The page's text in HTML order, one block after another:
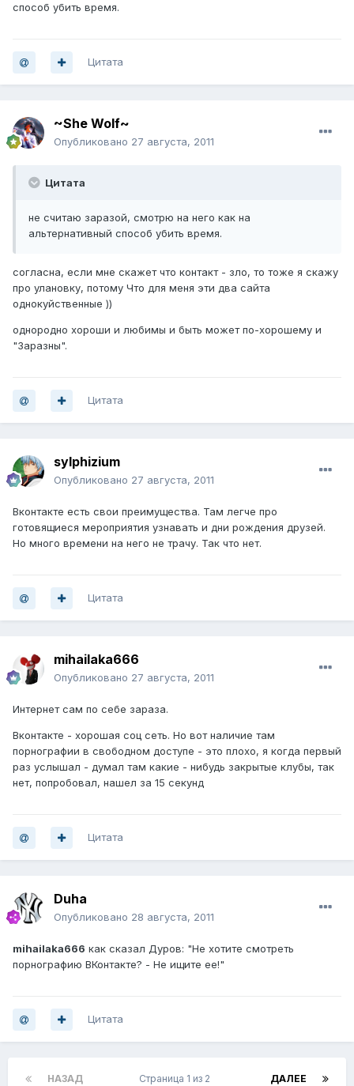
способ убить время.
Цитата
~She Wolf~
Опубликовано 27 августа, 2011
Цитата
не считаю заразой, смотрю на него как на
альтернативный способ убить время.
согласна, если мне скажет что контакт - зло, то тоже я скажу
про улановку, потому Что для меня эти два сайта
однокуйственные ))
однородно хороши и любимы и быть может по-хорошему и
"Заразны".
Цитата
sylphizium
Опубликовано 27 августа, 2011
Вконтакте есть свои преимущества. Там легче про
готовящиеся мероприятия узнавать и дни рождения друзей.
Но много времени на него не трачу. Так что нет.
Цитата
mihailaka666
Опубликовано 27 августа, 2011
Интернет сам по себе зараза.
Вконтакте - хорошая соц сеть. Но вот наличие там
порнографии в свободном доступе - это плохо, я когда первый
раз услышал - думал там какие - нибудь закрытые клубы, так
нет, попробовал, нашел за 15 секунд
Цитата
Duha
Опубликовано 28 августа, 2011
mihailaka666 как сказал Дуров: "Не хотите смотреть
порнографию ВКонтакте? - Не ищите ее!"
Цитата
НАЗАД ДАЛЕЕ
Страница 1 из 2